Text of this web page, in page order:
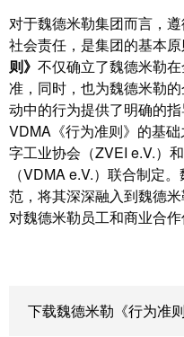
分
配
器
电
子
产
品
器
模
球
展
会
和
活
动
数
字
体
新
对于魏德米勒集团而言，
社会责任，是集团的基本原
则》 不仅确立了魏德米勒
准，同时，也为魏德米勒
动中的行为提供了明确的
VDMA《行为准则》的基
字工业协会（ZVEI e.V.）
（VDMA e.V.）联合制定
范，将其深深融入到魏德
对魏德米勒员工和商业合作
下载魏德米勒《行为准则